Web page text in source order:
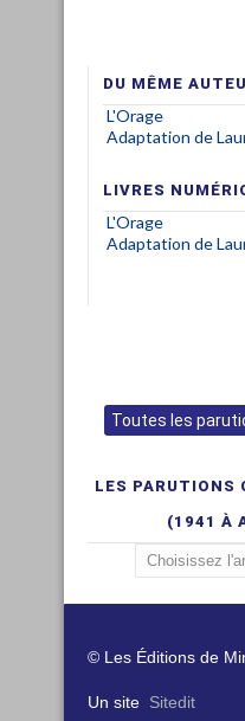
DU MÊME
L'Orage
Adaptation de
LIVRES
L'Orage
Adaptation de
Toutes les
LES PARUTIONS
(1941 À
© Les Éditions de
Un site Sitedit